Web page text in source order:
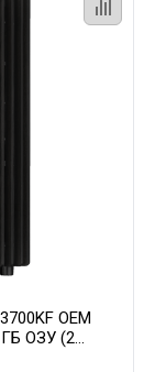
OEM
ГБ ОЗУ (2
Bit 3xDP